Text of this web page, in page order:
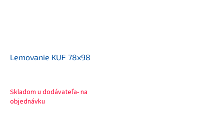
Lemovanie KUF 78x98
Skladom u dodávateľa- na
objednávku